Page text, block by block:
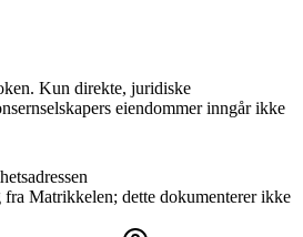
Kun direkte, juridiske
eiendommer inngår ikke
Matrikkelen; dette dokumenterer ikke